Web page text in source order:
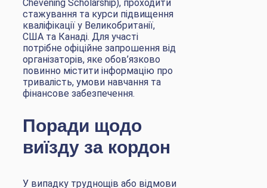
Chevening Scholarship), проходити
стажування та курси підвищення
кваліфікації у Великобританії,
США та Канаді. Для участі
потрібне офіційне запрошення від
організаторів, яке обов’язково
повинно містити інформацію про
тривалість, умови навчання та
фінансове забезпечення.
Поради щодо
виїзду за кордон
У випадку труднощів або відмови